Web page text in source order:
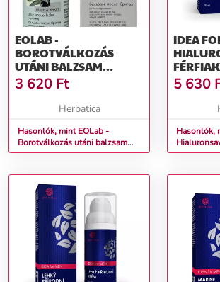
EOLAB -
BOROTVÁLKOZÁS
UTÁNI BALZSAM
FÉRFIAKNAK -
OLIVE&KARITE - 50 ML
3 620 Ft
Herbatica
Hasonlók, mint EOLab -
Borotválkozás utáni balzsam
férfiaknak - Olive&Karite - 50 ml
IDEA
GREEN
5 630
Hasonlók,
25 ml -